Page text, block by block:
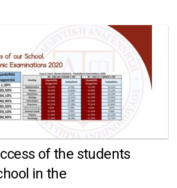
of the students
in the